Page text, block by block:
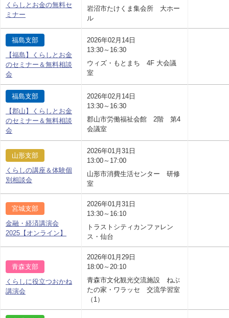
くらしとお金の無料セ
ミナー
岩沼市たけくま集会所 大ホー
ル
福島支部
【福島】くらしとお金
のセミナー＆無料相談
会
2026年02月14日
13:30～16:30
ウィズ・もとまち 4F 大会議
室
福島支部
【郡山】くらしとお金
のセミナー＆無料相談
会
2026年02月14日
13:30～16:30
郡山市労働福祉会館 2階 第4
会議室
山形支部
くらしの講座＆体験個
別相談会
2026年01月31日
13:00～17:00
山形市消費生活センター 研修
室
宮城支部
金融・経済講演会
2025【オンライン】
2026年01月31日
13:30～16:10
トラストシティカンファレン
ス・仙台
青森支部
くらしに役立つおかね
講演会
2026年01月29日
18:00～20:10
青森市文化観光交流施設 ねぶ
たの家・ワラッセ 交流学習室
（1）